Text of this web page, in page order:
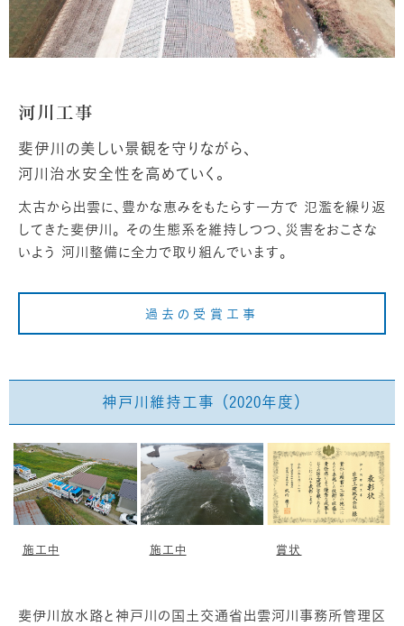
河川工事
斐伊川の美しい景観を守りながら、
河川治水安全性を高めていく。
太古から出雲に、豊かな恵みをもたらす一方で 氾濫を繰り返
してきた斐伊川。 その生態系を維持しつつ、災害をおこさな
いよう 河川整備に全力で取り組んでいます。
過去の受賞工事
神戸川維持工事 （2020年度）
施工中 施工中 賞状
斐伊川放水路と神戸川の国土交通省出雲河川事務所管理区